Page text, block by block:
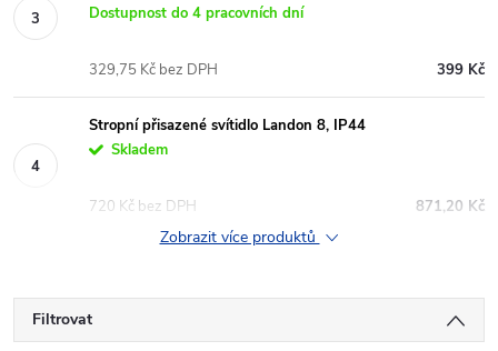
Dostupnost do 4 pracovních dní
399 Kč
329,75 Kč bez DPH
Stropní přisazené svítidlo Landon 8, IP44
Skladem
871,20 Kč
720 Kč bez DPH
Zobrazit více produktů
Filtrovat